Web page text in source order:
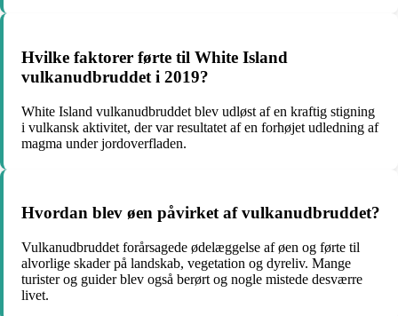
Hvilke faktorer førte til White Island
vulkanudbruddet i 2019?
White Island vulkanudbruddet blev udløst af en kraftig stigning
i vulkansk aktivitet, der var resultatet af en forhøjet udledning af
magma under jordoverfladen.
Hvordan blev øen påvirket af vulkanudbruddet?
Vulkanudbruddet forårsagede ødelæggelse af øen og førte til
alvorlige skader på landskab, vegetation og dyreliv. Mange
turister og guider blev også berørt og nogle mistede desværre
livet.